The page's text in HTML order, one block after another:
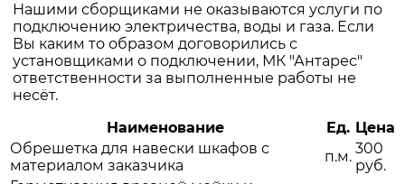
Нашими сборщиками не оказываются услуги по
подключению электричества, воды и газа. Если
Вы каким то образом договорились с
установщиками о подключении, МК "Антарес"
ответственности за выполненные работы не
несёт.
Наименование
Ед. Цена
Обрешетка для навески шкафов с
материалом заказчика
п.м. 300
руб.